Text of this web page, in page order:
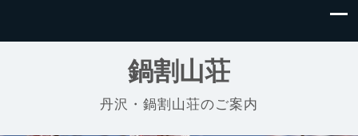
鍋割山荘
丹沢・鍋割山荘のご案内